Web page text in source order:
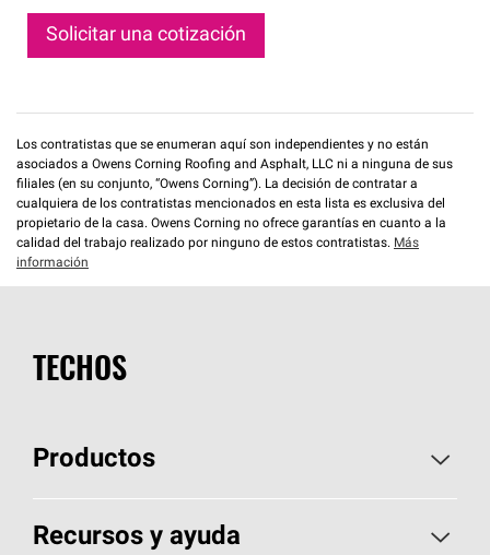
Solicitar una cotización
Los contratistas que se enumeran aquí son independientes y no están
asociados a Owens Corning Roofing and Asphalt, LLC ni a ninguna de sus
filiales (en su conjunto, “Owens Corning”). La decisión de contratar a
cualquiera de los contratistas mencionados en esta lista es exclusiva del
propietario de la casa. Owens Corning no ofrece garantías en cuanto a la
calidad del trabajo realizado por ninguno de estos contratistas. Más
información
TECHOS
Productos
Elija sus tejas
Recursos y ayuda